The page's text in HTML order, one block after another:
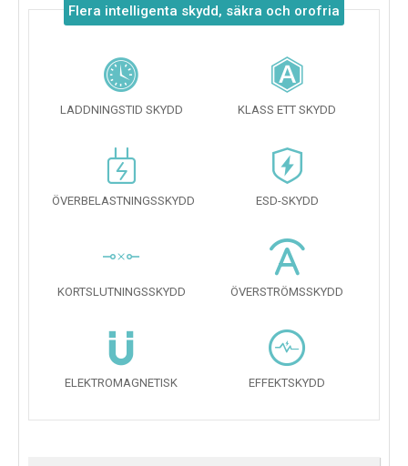
Flera intelligenta skydd, säkra och orofria
LADDNINGSTID SKYDD KLASS ETT SKYDD
ÖVERBELASTNINGSSKYDD ESD-SKYDD
KORTSLUTNINGSSKYDD ÖVERSTRÖMSSKYDD
ELEKTROMAGNETISK EFFEKTSKYDD